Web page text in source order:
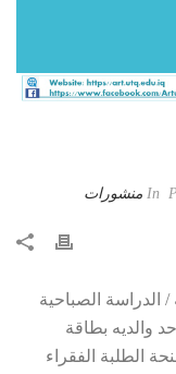
منشورات
/ الدراسة الصباحية
والديه بطاقة
الطلبة الفقراء